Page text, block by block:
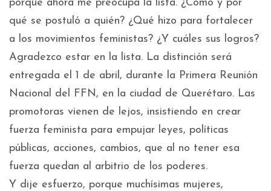
porque ahora me preocupa la lista. ¿Cómo y por
qué se postuló a quién? ¿Qué hizo para fortalecer
a los movimientos feministas? ¿Y cuáles sus logros?
Agradezco estar en la lista. La distinción será
entregada el 1 de abril, durante la Primera Reunión
Nacional del FFN, en la ciudad de Querétaro. Las
promotoras vienen de lejos, insistiendo en crear
fuerza feminista para empujar leyes, políticas
públicas, acciones, cambios, que al no tener esa
fuerza quedan al arbitrio de los poderes.
Y dije esfuerzo, porque muchísimas mujeres,